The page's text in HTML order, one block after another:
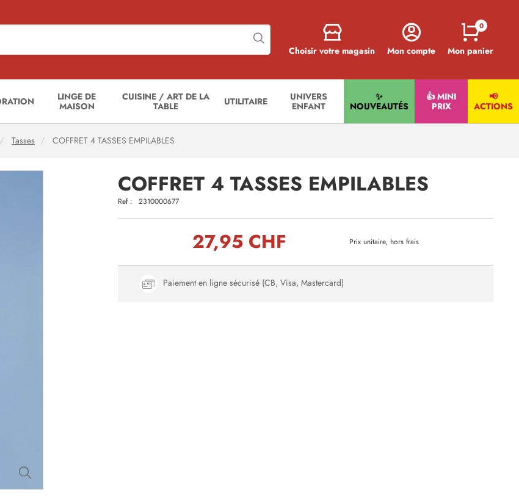
Choisir votre magasin Mon compte Mon panier
0
LINGE DE
MAISON
CUISINE / ART DE LA
TABLE
UTILITAIRE
UNIVERS
ENFANT
✨
NOUVEAUTÉS
👍 MINI
PRIX
📢
ACTIONS
Tasses COFFRET 4 TASSES EMPILABLES
COFFRET 4 TASSES EMPILABLES
Ref : 2310000677
27,95 CHF Prix unitaire, hors frais
Paiement en ligne sécurisé (CB, Visa, Mastercard)